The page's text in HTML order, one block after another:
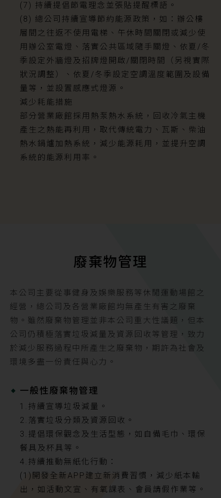
(7) 持續提倡節電理念並張貼提醒標語。
(8) 總公司持續宣導節約能源政策，如：辦公樓
層間之往返不使用電梯、午休時間關閉或減少使
用辦公室電燈、落實公共區域隨手關燈、依夏/冬
季設定外牆燈及招牌燈開啟/關閉時間（另視實際
狀況調整）、依夏/冬季設定空調溫度範圍及設備
量等，並設置感應式燈源。
減少耗能措施
部分營業廠館採用熱泵熱水系統，回收冷氣主機
產生之熱能再利用，取代傳統電力、瓦斯、柴油
熱水鍋爐加熱系統，減少能源耗用，並提升空調
系統的能源利用率。
廢棄物管理
本公司主要從事健身及娛樂服務等休閒運動場館之
經營，總公司及各營業廠館均無產生有害之廢棄
物。雖然廢棄物管理並非本公司重大性議題，但本
公司仍積極落實垃圾減量及資源回收等管理，致力
於減少服務過程中所產生之廢棄物，期許為社會及
環境多盡一份責任與心力。
一般性廢棄物管理
1.持續宣導垃圾減量。
2.落實垃圾分類及資源回收。
3.提倡環保觀念及生活型態，如自備毛巾、環保
餐具及杯具等。
4.持續推動無紙化行動：
(1)開發全新APP建立新消費習慣，減少紙本輸
出，如活動文宣、有氧課表、會員請假作業等。